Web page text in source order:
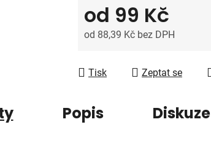
od 99 Kč
od 88,39 Kč bez DPH
Tisk
Zeptat se
Popis Diskuze